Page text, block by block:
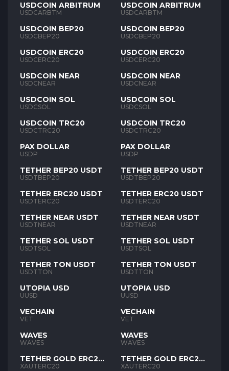
USDCOIN ARBITRUM
USDCARBTM
USDCOIN BEP20
USDCBEP20
USDCOIN ERC20
USDCERC20
USDCOIN NEAR
USDCNEAR
USDCOIN SOL
USDCSOL
USDCOIN TRC20
USDCTRC20
PAX DOLLAR
USDP
TETHER BEP20 USDT
USDTBEP20
TETHER ERC20 USDT
USDTERC20
TETHER NEAR USDT
USDTNEAR
TETHER SOL USDT
USDTSOL
TETHER TON USDT
USDTTON
UTOPIA USD
UUSD
VECHAIN
VET
WAVES
WAVES
TETHER GOLD ERC20
XAUT
XAUTERC20
USDCOIN ARBITRUM
USDCARBTM
USDCOIN BEP20
USDCBEP20
USDCOIN ERC20
USDCERC20
USDCOIN NEAR
USDCNEAR
USDCOIN SOL
USDCSOL
USDCOIN TRC20
USDCTRC20
PAX DOLLAR
USDP
TETHER BEP20 USDT
USDTBEP20
TETHER ERC20 USDT
USDTERC20
TETHER NEAR USDT
USDTNEAR
TETHER SOL USDT
USDTSOL
TETHER TON USDT
USDTTON
UTOPIA USD
UUSD
VECHAIN
VET
WAVES
WAVES
TETHER GOLD ERC20
XAUT
XAUTERC20